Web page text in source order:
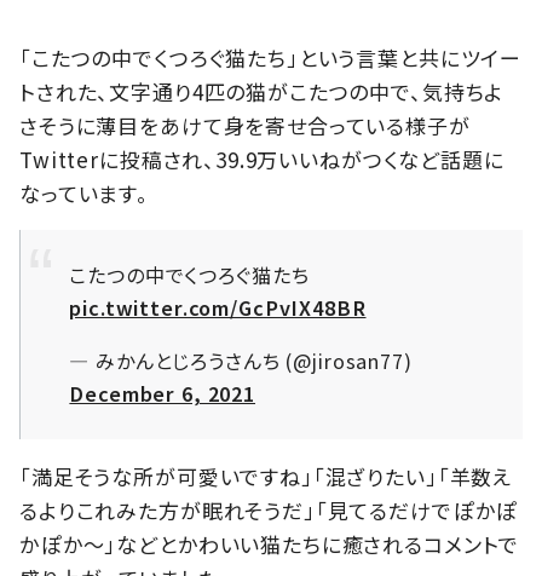
「こたつの中でくつろぐ猫たち」という言葉と共にツイー
トされた、文字通り4匹の猫がこたつの中で、気持ちよ
さそうに薄目をあけて身を寄せ合っている様子が
Twitterに投稿され、39.9万いいねがつくなど話題に
なっています。
こたつの中でくつろぐ猫たち
pic.twitter.com/GcPvIX48BR
— みかんとじろうさんち (@jirosan77)
December 6, 2021
「満足そうな所が可愛いですね」「混ざりたい」「羊数え
るよりこれみた方が眠れそうだ」「見てるだけでぽかぽ
かぽか〜」などとかわいい猫たちに癒されるコメントで